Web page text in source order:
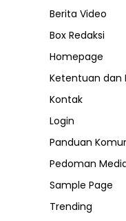
Berita Video
Box Redaksi
Homepage
Ketentuan dan
Kontak
Login
Panduan
Pedoman
Sample Page
Trending